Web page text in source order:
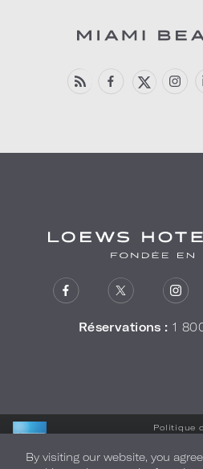
Réservations : 1
Politique
By visiting our website, you